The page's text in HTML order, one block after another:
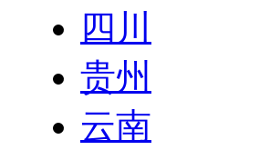
四川
贵州
云南